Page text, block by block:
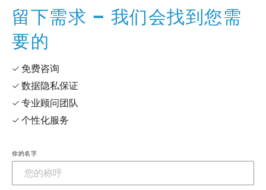
留下需求 – 我们会找到您需
要的
✓ 免费咨询
✓ 数据隐私保证
✓ 专业顾问团队
✓ 个性化服务
你的名字